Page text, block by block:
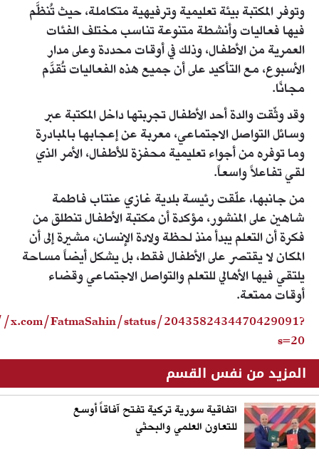
وتوفر المكتبة بيئة تعليمية وترفيهية متكاملة، حيث تُنظَّم
فيها فعاليات وأنشطة متنوعة تناسب مختلف الفئات
العمرية من الأطفال، وذلك في أوقات محددة وعلى مدار
الأسبوع، مع التأكيد على أن جميع هذه الفعاليات تُقدَّم
مجانًا.
وقد وثّقت والدة أحد الأطفال تجربتها داخل المكتبة عبر
وسائل التواصل الاجتماعي، معربة عن إعجابها بالمبادرة
وما توفره من أجواء تعليمية محفزة للأطفال، الأمر الذي
لقي تفاعلاً واسعاً.
من جانبها، علّقت رئيسة بلدية غازي عنتاب فاطمة
شاهين على المنشور، مؤكدة أن مكتبة الأطفال تنطلق من
فكرة أن التعلم يبدأ منذ لحظة ولادة الإنسان، مشيرة إلى أن
المكان لا يقتصر على الأطفال فقط، بل يشكل أيضاً مساحة
يلتقي فيها الأهالي للتعلم والتواصل الاجتماعي وقضاء
أوقات ممتعة.
FatmaSahin/status/2043582434470429091?
s=20
المزيد من نفس القسم
اتفاقية سورية تركية تفتح آفاقاً أوسع
للتعاون العلمي والبحثي